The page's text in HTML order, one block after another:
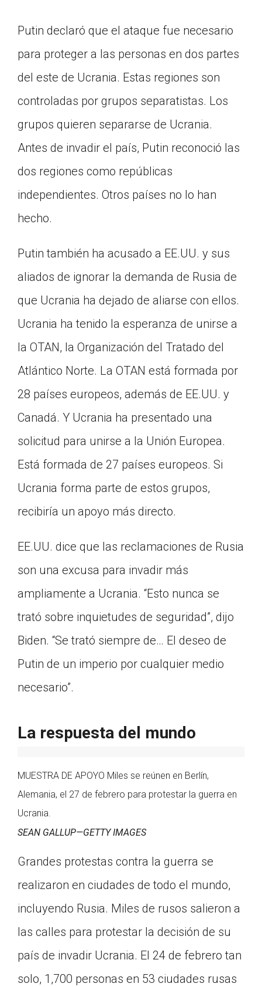
Putin declaró que el ataque fue necesario
para proteger a las personas en dos partes
del este de Ucrania. Estas regiones son
controladas por grupos separatistas. Los
grupos quieren separarse de Ucrania.
Antes de invadir el país, Putin reconoció las
dos regiones como repúblicas
independientes. Otros países no lo han
hecho.
Putin también ha acusado a EE.UU. y sus
aliados de ignorar la demanda de Rusia de
que Ucrania ha dejado de aliarse con ellos.
Ucrania ha tenido la esperanza de unirse a
la OTAN, la Organización del Tratado del
Atlántico Norte. La OTAN está formada por
28 países europeos, además de EE.UU. y
Canadá. Y Ucrania ha presentado una
solicitud para unirse a la Unión Europea.
Está formada de 27 países europeos. Si
Ucrania forma parte de estos grupos,
recibiría un apoyo más directo.
EE.UU. dice que las reclamaciones de Rusia
son una excusa para invadir más
ampliamente a Ucrania. “Esto nunca se
trató sobre inquietudes de seguridad”, dijo
Biden. “Se trató siempre de… El deseo de
Putin de un imperio por cualquier medio
necesario”.
La respuesta del mundo
MUESTRA DE APOYO Miles se reúnen en Berlín,
Alemania, el 27 de febrero para protestar la guerra en
Ucrania.
SEAN GALLUP—GETTY IMAGES
Grandes protestas contra la guerra se
realizaron en ciudades de todo el mundo,
incluyendo Rusia. Miles de rusos salieron a
las calles para protestar la decisión de su
país de invadir Ucrania. El 24 de febrero tan
solo, 1,700 personas en 53 ciudades rusas